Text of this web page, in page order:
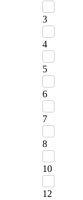
3
4
5
6
7
8
10
12